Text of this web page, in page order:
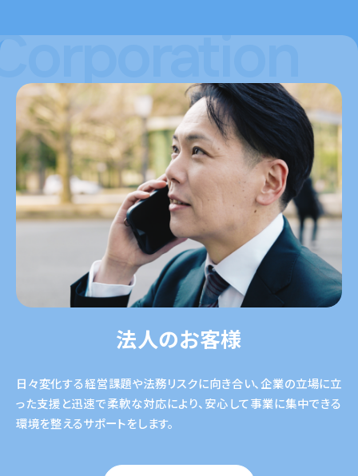
法人のお客様
日々変化する経営課題や法務リスクに向き合い、企業の立場に立
った支援と迅速で柔軟な対応により、安心して事業に集中できる
環境を整えるサポートをします。